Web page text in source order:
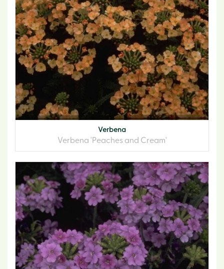
Verbena
Verbena 'Peaches and Cream'